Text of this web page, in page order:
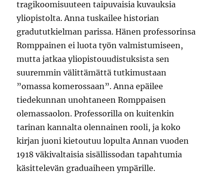
tragikoomisuuteen taipuvaisia kuvauksia
yliopistolta. Anna tuskailee historian
gradututkielman parissa. Hänen professorinsa
Romppainen ei luota työn valmistumiseen,
mutta jatkaa yliopistouudistuksista sen
suuremmin välittämättä tutkimustaan
”omassa komerossaan”. Anna epäilee
tiedekunnan unohtaneen Romppaisen
olemassaolon. Professorilla on kuitenkin
tarinan kannalta olennainen rooli, ja koko
kirjan juoni kietoutuu lopulta Annan vuoden
1918 väkivaltaisia sisällissodan tapahtumia
käsittelevän graduaiheen ympärille.